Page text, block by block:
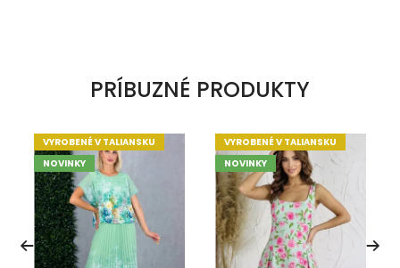
PRÍBUZNÉ PRODUKTY
VYROBENÉ V TALIANSKU
NOVINKY
VYROBENÉ V TALIANSKU
NOVINKY